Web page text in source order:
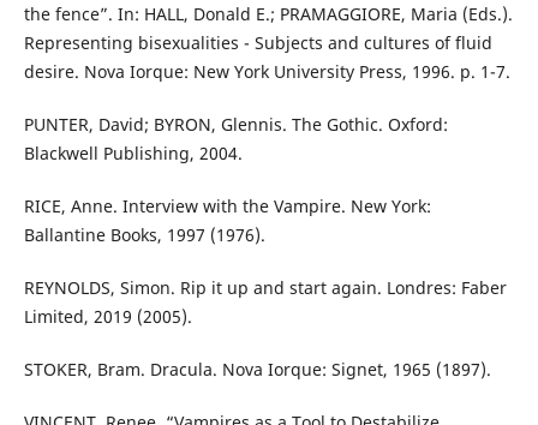
the fence”. In: HALL, Donald E.; PRAMAGGIORE, Maria (Eds.).
Representing bisexualities - Subjects and cultures of fluid
desire. Nova Iorque: New York University Press, 1996. p. 1-7.
PUNTER, David; BYRON, Glennis. The Gothic. Oxford:
Blackwell Publishing, 2004.
RICE, Anne. Interview with the Vampire. New York:
Ballantine Books, 1997 (1976).
REYNOLDS, Simon. Rip it up and start again. Londres: Faber
Limited, 2019 (2005).
STOKER, Bram. Dracula. Nova Iorque: Signet, 1965 (1897).